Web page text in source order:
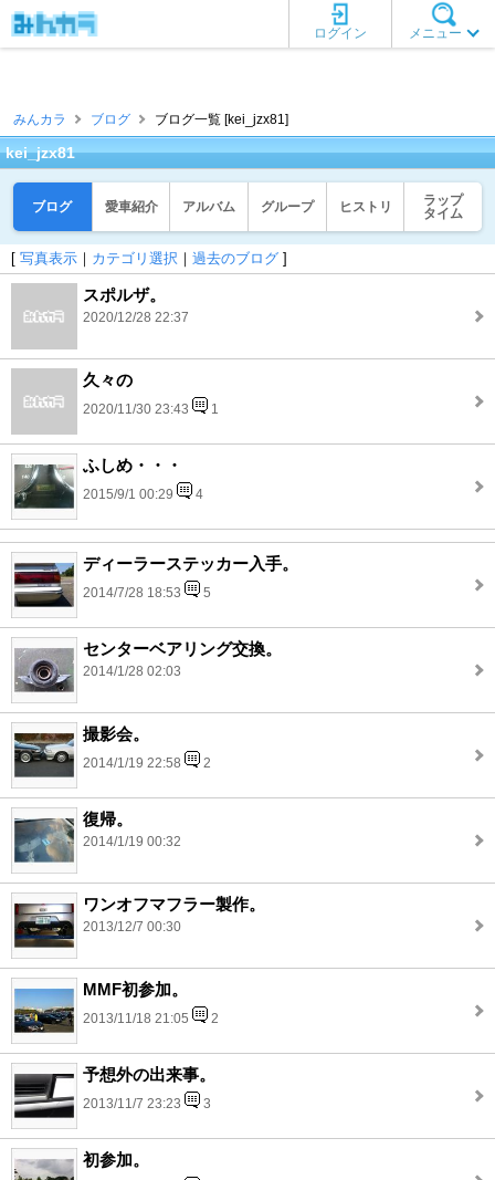
メニュー
ログイン
みんカラ ブログ ブログ一覧 [kei_jzx81]
kei_jzx81
ブログ 愛車紹介 アルバム グループ ヒストリ
ラップ
タイム
[ 写真表示 ｜ カテゴリ選択 ｜ 過去のブログ ]
スポルザ。
2020/12/28 22:37
久々の
2020/11/30 23:43 1
ふしめ・・・
2015/9/1 00:29 4
ディーラーステッカー入手。
2014/7/28 18:53 5
センターベアリング交換。
2014/1/28 02:03
撮影会。
2014/1/19 22:58 2
復帰。
2014/1/19 00:32
ワンオフマフラー製作。
2013/12/7 00:30
MMF初参加。
2013/11/18 21:05 2
予想外の出来事。
2013/11/7 23:23 3
初参加。